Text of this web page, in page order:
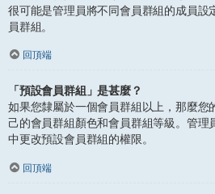
很可能是管理員將不同會員群組的成員設
員群組。
回頂端
「預設會員群組」是甚麼？
如果您隸屬於一個會員群組以上，那麼您
己的會員群組顏色和會員群組等級。管理
中更改預設會員群組的權限。
回頂端